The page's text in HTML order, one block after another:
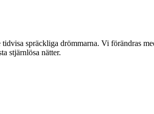
spräckliga drömmarna. Vi förändras
stjärnlösa nätter.